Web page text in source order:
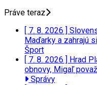
Práve teraz
[ 7. 8. 2026 ]
Maďarky a zahrajú
Šport
[ 7. 8. 2026 ] Hrad
obnovy, Migaľ
Správy